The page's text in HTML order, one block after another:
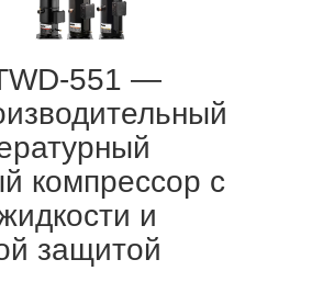
551 —
компрессор с
и
защитой